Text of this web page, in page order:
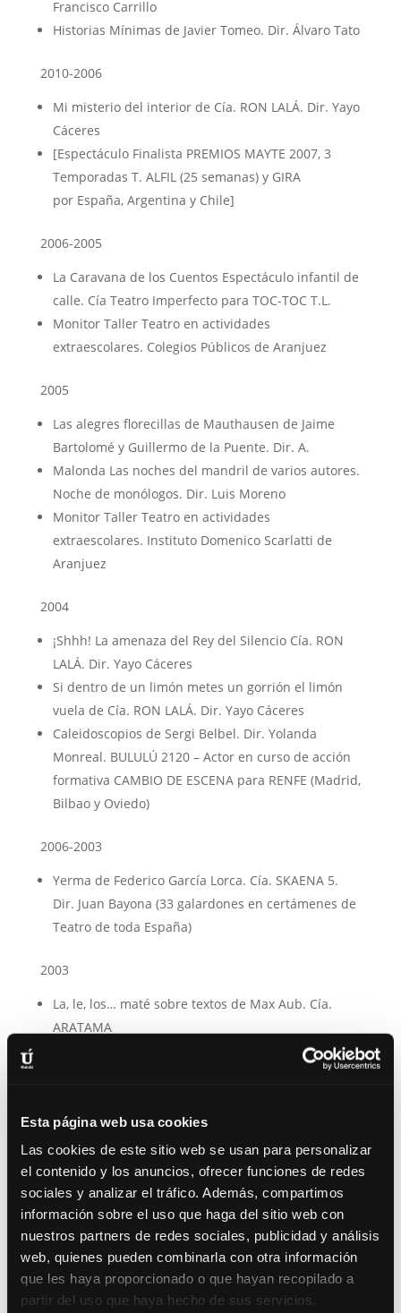
Esta página web usa cookies
Las cookies de este sitio web se usan para personalizar
el contenido y los anuncios, ofrecer funciones de redes
sociales y analizar el tráfico. Además, compartimos
información sobre el uso que haga del sitio web con
nuestros partners de redes sociales, publicidad y análisis
web, quienes pueden combinarla con otra información
que les haya proporcionado o que hayan recopilado a
partir del uso que haya hecho de sus servicios.
Francisco Carrillo
Historias Mínimas de Javier Tomeo. Dir. Álvaro Tato
2010-2006
Mi misterio del interior de Cía. RON LALÁ. Dir. Yayo
Cáceres
[Espectáculo Finalista PREMIOS MAYTE 2007, 3
Temporadas T. ALFIL (25 semanas) y GIRA
por España, Argentina y Chile]
2006-2005
La Caravana de los Cuentos Espectáculo infantil de
calle. Cía Teatro Imperfecto para TOC-TOC T.L.
Monitor Taller Teatro en actividades
extraescolares. Colegios Públicos de Aranjuez
2005
Las alegres florecillas de Mauthausen de Jaime
Bartolomé y Guillermo de la Puente. Dir. A.
Malonda Las noches del mandril de varios autores.
Noche de monólogos. Dir. Luis Moreno
Monitor Taller Teatro en actividades
extraescolares. Instituto Domenico Scarlatti de
Aranjuez
2004
¡Shhh! La amenaza del Rey del Silencio Cía. RON
LALÁ. Dir. Yayo Cáceres
Si dentro de un limón metes un gorrión el limón
vuela de Cía. RON LALÁ. Dir. Yayo Cáceres
Caleidoscopios de Sergi Belbel. Dir. Yolanda
Monreal. BULULÚ 2120 – Actor en curso de acción
formativa CAMBIO DE ESCENA para RENFE (Madrid,
Bilbao y Oviedo)
2006-2003
Yerma de Federico García Lorca. Cía. SKAENA 5.
Dir. Juan Bayona (33 galardones en certámenes de
Teatro de toda España)
2003
La, le, los… maté sobre textos de Max Aub. Cía.
ARATAMA
Clásicos etílicos sobre textos de Luis Moreno y
Santos. Dir. Saladina Jota
2002
Sex Top sobre textos de Woody Allen. Dir. Ricardo
Utrera
La princesa prometida de William Goldman. Teatro
Infantil. Dir.: Ricardo Utrera